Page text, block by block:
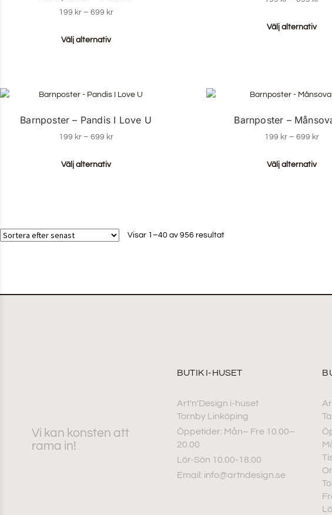
199 kr – 699 kr
Välj alternativ
Välj alternativ
Barnposter – Pandis I Love U
199 kr – 699 kr
Välj alternativ
Barnposter –
199 kr – 699 kr
Välj alternativ
Visar 1–40 av 956 resultat
Vi kan konsten att
rama in!
BUTIK I-HUSET
Art'n'Design i-huset
Tornby Linköping
Öppetider: Mån– Fre 10.00–
20.00
Lör-Sön 10.00-18.00
Email: info@artndesign.se